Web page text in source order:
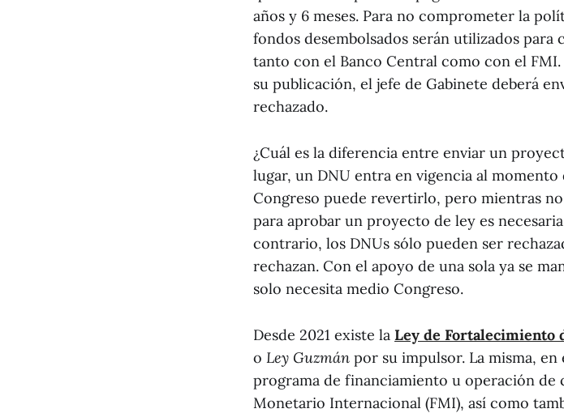
años y 6 meses. Para no comprometer la
fondos desembolsados serán utilizados para
tanto con el Banco Central como con el
su publicación, el jefe de Gabinete deberá
rechazado.
¿Cuál es la diferencia entre enviar un
lugar, un DNU entra en vigencia al
Congreso puede revertirlo, pero mientras
para aprobar un proyecto de ley es
contrario, los DNUs sólo pueden ser
rechazan. Con el apoyo de una sola ya se
solo necesita medio Congreso.
Desde 2021 existe la Ley de Fortalecimiento
o Ley Guzmán por su impulsor. La misma,
programa de financiamiento u operación
Monetario Internacional (FMI), así como